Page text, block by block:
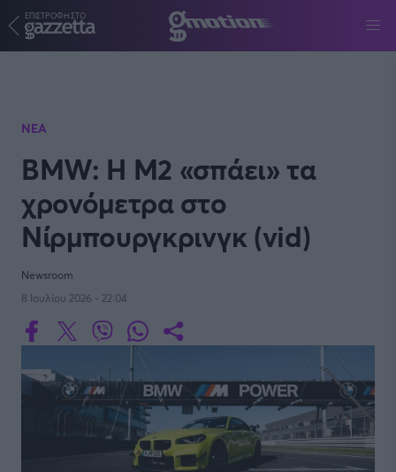
ΕΠΙΣΤΡΟΦΗ ΣΤΟ
ΝΕΑ
BMW: H M2 «σπάει» τα
χρονόμετρα στο
Νίρμπουργκρινγκ (vid)
Newsroom
8 Ιουλίου 2026 - 22:04